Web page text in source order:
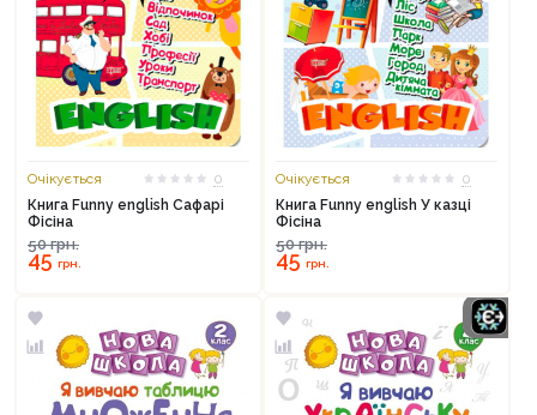
Очікується
0
Книга Funny english Сафарі
Фісіна
50грн.
45грн.
Очікується
0
Книга Funny english У казці
Фісіна
50грн.
45грн.